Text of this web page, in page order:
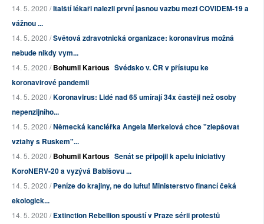
14. 5. 2020 /Italští lékaři nalezli první jasnou vazbu mezi COVIDEM-19 a
vážnou ...
14. 5. 2020 /Světová zdravotnická organizace: koronavirus možná
nebude nikdy vym...
14. 5. 2020 /Bohumil Kartous Švédsko v. ČR v přístupu ke
koronavirové pandemii
14. 5. 2020 /Koronavirus: Lidé nad 65 umírají 34x častěji než osoby
nepenzijního...
14. 5. 2020 /Německá kancléřka Angela Merkelová chce "zlepšovat
vztahy s Ruskem"...
14. 5. 2020 /Bohumil Kartous Senát se připojil k apelu iniciativy
KoroNERV-20 a vyzývá Babišovu ...
14. 5. 2020 /Peníze do krajiny, ne do luftu! Ministerstvo financí čeká
ekologick...
14. 5. 2020 /Extinction Rebellion spouští v Praze sérii protestů